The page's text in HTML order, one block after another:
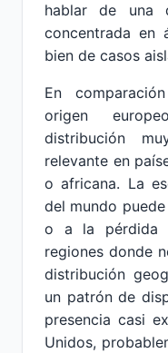
hablar de una
concentrada en
bien de casos
En
origen
distribución
relevante en
o africana. La
del mundo
o a la pérdida
regiones donde
distribución
un patrón de
presencia casi
Unidos,